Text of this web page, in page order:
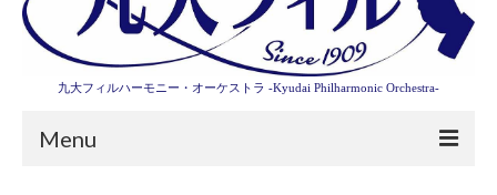
九大フィルハーモニー・オーケストラ -Kyudai Philharmonic Orchestra-
Menu